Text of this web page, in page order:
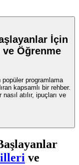
İçin
Öğrenme
programlama
kapsamlı bir rehber.
atılır, ipuçları ve
ve